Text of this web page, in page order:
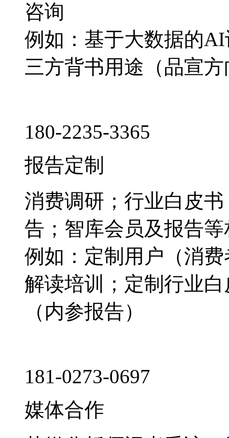
咨询
例如：基于大数据的
三方背书用途（品宣
180-2235-3365
报告定制
消费调研；行业白皮
告；智库会员及报告
例如：定制用户（消
解读培训；定制行业
（内参报告）
181-0273-0697
媒体合作